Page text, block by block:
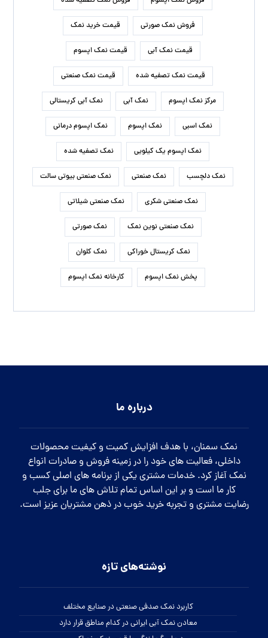
فروش نمک صورتی قیمت خرید نمک
قیمت نمک آبی قیمت نمک اپسوم
قیمت نمک تصفیه شده قیمت نمک صنعتی
مرکز نمک اپسوم نمک آبی نمک آبی کریستالی
نمک اسبی نمک اپسوم نمک اپسوم درمانی
نمک اپسوم یک کیلویی نمک تصفیه شده
نمک دلچسب نمک صنعتی نمک صنعتی بیوتی سالت
نمک صنعتی شکری نمک صنعتی شیلاتی
نمک صنعتی نوین نمک نمک صورتی
نمک کریستال خوراکی نمک کلوان
پخش نمک اپسوم کارخانه نمک اپسوم
درباره ما
نمک سمنان، با هدف افزایش کمیت و کیفیت محصولات
داخلی، فعالیت های خود را در زمینه فروش و صادرات انواع
نمک آغاز کرد. خدمات مشتری یکی از برنامه های اصلی کسب و
کار ما است و بر این اساس تمام تلاش های ما برای جلب
رضایت مشتری و تجربه خرید خوب در ذهن مشتریان عزیز است.
نوشته‌های تازه
کاربرد نمک صدفی صنعتی در صنایع مختلف
معادن نمک آبی ایرانی در کدام مناطق قرار دارد